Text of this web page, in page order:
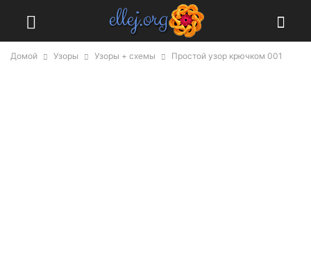
Домой Узоры Узоры + схемы Простой узор крючком 001